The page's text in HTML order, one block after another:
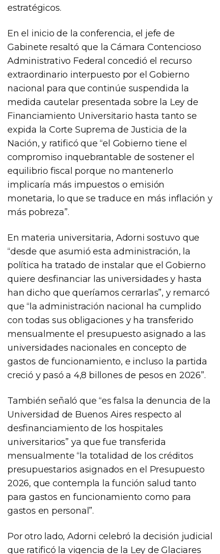
estratégicos.
En el inicio de la conferencia, el jefe de
Gabinete resaltó que la Cámara Contencioso
Administrativo Federal concedió el recurso
extraordinario interpuesto por el Gobierno
nacional para que continúe suspendida la
medida cautelar presentada sobre la Ley de
Financiamiento Universitario hasta tanto se
expida la Corte Suprema de Justicia de la
Nación, y ratificó que “el Gobierno tiene el
compromiso inquebrantable de sostener el
equilibrio fiscal porque no mantenerlo
implicaría más impuestos o emisión
monetaria, lo que se traduce en más inflación y
más pobreza”.
En materia universitaria, Adorni sostuvo que
“desde que asumió esta administración, la
política ha tratado de instalar que el Gobierno
quiere desfinanciar las universidades y hasta
han dicho que queríamos cerrarlas”, y remarcó
que “la administración nacional ha cumplido
con todas sus obligaciones y ha transferido
mensualmente el presupuesto asignado a las
universidades nacionales en concepto de
gastos de funcionamiento, e incluso la partida
creció y pasó a 4,8 billones de pesos en 2026”.
También señaló que “es falsa la denuncia de la
Universidad de Buenos Aires respecto al
desfinanciamiento de los hospitales
universitarios” ya que fue transferida
mensualmente “la totalidad de los créditos
presupuestarios asignados en el Presupuesto
2026, que contempla la función salud tanto
para gastos en funcionamiento como para
gastos en personal”.
Por otro lado, Adorni celebró la decisión judicial
que ratificó la vigencia de la Ley de Glaciares